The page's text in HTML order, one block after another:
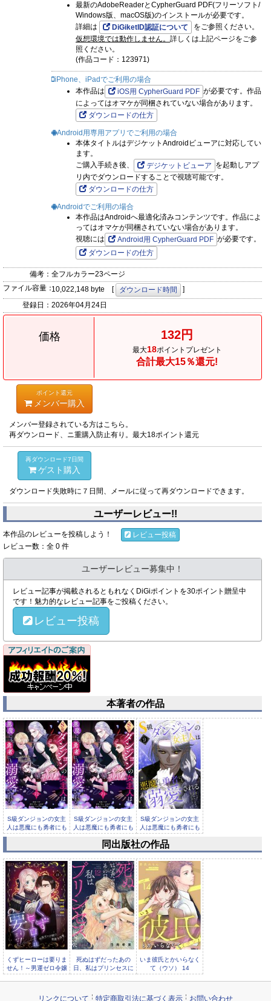
最新のAdobeReaderとCypherGuard PDF(フリーソフト/
Windows版、macOS版)のインストールが必要です。
詳細は
DiGiketID認証について
をご参照ください。
仮想環境では動作しません。 詳しくは上記ページをご参
照ください。
(作品コード：123971)
iPhone、iPadでご利用の場合
本作品は
iOS用 CypherGuard PDF が必要です。作品
によってはオマケが同梱されていない場合があります。
ダウンロードの仕方
Android用専用アプリでご利用の場合
本体タイトルはデジケットAndroidビューアに対応してい
ます。
ご購入手続き後、
デジケットビューア を起動しアプ
リ内でダウンロードすることで視聴可能です。
ダウンロードの仕方
Androidでご利用の場合
本作品はAndroidへ最適化済みコンテンツです。作品によ
ってはオマケが同梱されていない場合があります。
視聴には
Android用 CypherGuard PDF が必要です。
ダウンロードの仕方
備考： 全フルカラー23ページ
ファイル容量：10,022,148 byte [ ダウンロード時間
]
登録日： 2026年04月24日
価格 132円
最大18ポイントプレゼント
合計最大15％還元!
ポイント還元
メンバー購入
メンバー登録されている方はこちら。
再ダウンロード、ニ重購入防止有り。最大18ポイント還元
再ダウンロード7日間
ゲスト購入
ダウンロード失敗時に７日間、メールに従って再ダウンロードできます。
ユーザーレビュー!!
本作品のレビューを投稿しよう！
レビュー投稿
レビュー数：全 0 件
ユーザーレビュー募集中！
レビュー記事が掲載されるともれなくDiGiポイントを30ポイント贈呈中
です！魅力的なレビュー記事をご投稿ください。
レビュー投稿
本著者の作品
S級ダンジョンの女主
人は悪魔にも勇者にも
溺愛され...
S級ダンジョンの女主
人は悪魔にも勇者にも
溺愛され...
S級ダンジョンの女主
人は悪魔にも勇者にも
溺愛され...
S級ダンジョンの女主
人は悪魔にも勇者にも
同出版社の作品
くずヒーローは要りま
せん！～男運ゼロ令嬢
の華麗な復讐～（フル
死ぬはずだったあの
日、私はプリンセスに
なった。 12
いま彼氏とかいらなく
て（ウソ） 14
リンクについて 特定商取引法に基づく表示 お問い合わせ